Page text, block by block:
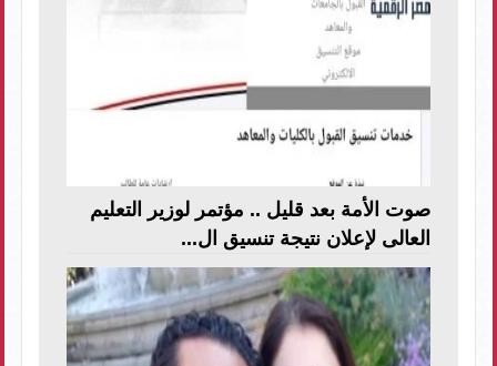
صوت الأمة بعد قليل .. مؤتمر لوزير التعليم
العالى لإعلان نتيجة تنسيق ال...